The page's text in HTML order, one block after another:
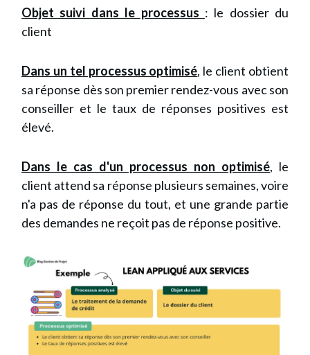
Objet suivi dans le processus : le dossier du
client
Dans un tel processus optimisé, le client obtient
sa réponse dès son premier rendez-vous avec son
conseiller et le taux de réponses positives est
élevé.
Dans le cas d'un processus non optimisé, le
client attend sa réponse plusieurs semaines, voire
n'a pas de réponse du tout, et une grande partie
des demandes ne reçoit pas de réponse positive.